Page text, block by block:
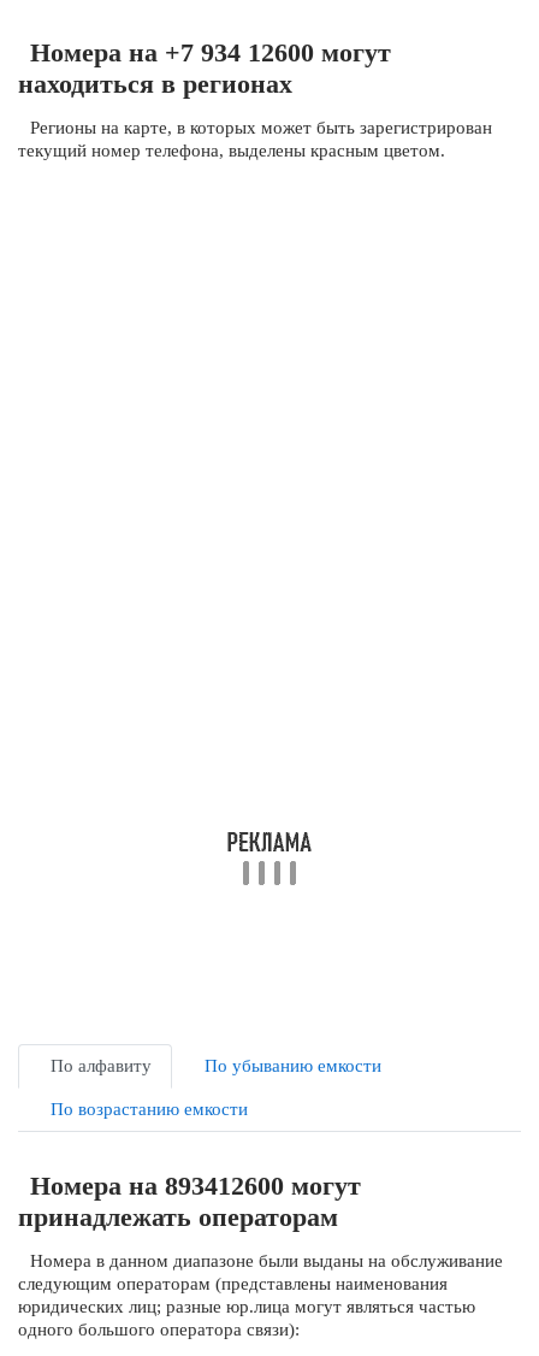
Номера на +7 934 12600 могут
находиться в регионах
Регионы на карте, в которых может быть зарегистрирован
текущий номер телефона, выделены красным цветом.
По алфавиту По убыванию емкости
По возрастанию емкости
Номера на 893412600 могут
принадлежать операторам
Номера в данном диапазоне были выданы на обслуживание
следующим операторам (представлены наименования
юридических лиц; разные юр.лица могут являться частью
одного большого оператора связи):